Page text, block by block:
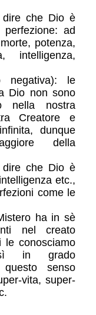
dire che Dio è
ad
potenza,
intelligenza,
negativa): le
Dio non sono
nella nostra
Creatore e
dunque
della
dire che Dio è
etc.,
come le
ha in sè
nel creato
le conosciamo
in grado
senso
vita, super-